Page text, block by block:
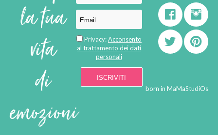
la tua
vita
di
emozioni
Privacy:Acconsento
al trattamento dei dati
personali
born in MaMaStudiOs